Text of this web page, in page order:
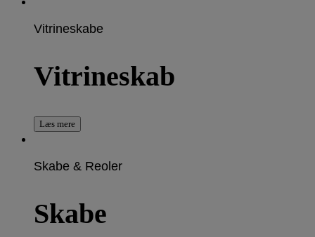
Vitrineskabe
Vitrineskab
Læs mere
Skabe & Reoler
Skabe